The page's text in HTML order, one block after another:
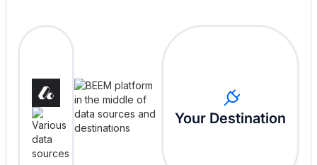
Your Destination